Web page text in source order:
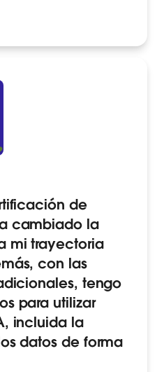
de
cambiado la
mi trayectoria
con las
tengo
para utilizar
incluida la
datos de forma